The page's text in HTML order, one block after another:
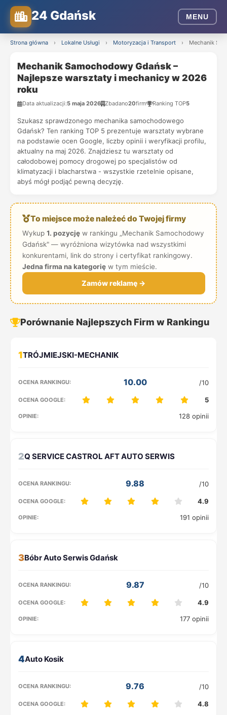
24 Gdańsk MENU
Strona główna › Lokalne Usługi › Motoryzacja i Transport › Mechanik
Mechanik Samochodowy Gdańsk –
Najlepsze warsztaty i mechanicy w 2026
roku
Data aktualizacji:5 maja 2026 Zbadano20firm Ranking TOP5
Szukasz sprawdzonego mechanika samochodowego
Gdańsk? Ten ranking TOP 5 prezentuje warsztaty wybrane
na podstawie ocen Google, liczby opinii i weryfikacji profilu,
aktualny na maj 2026. Znajdziesz tu warsztaty od
całodobowej pomocy drogowej po specjalistów od
klimatyzacji i blacharstwa - wszystkie rzetelnie opisane,
abyś mógł podjąć pewną decyzję.
To miejsce może należeć do Twojej firmy
Wykup 1. pozycjęw rankingu „Mechanik Samochodowy
Gdańsk" — wyróżniona wizytówka nad wszystkimi
konkurentami, link do strony i certyfikat rankingowy.
Jedna firma na kategorięw tym mieście.
Zamów reklamę →
Porównanie Najlepszych Firm w Rankingu
1
10.00 /10
5
128 opinii
2
9.88 /10
4.9
191 opinii
3
9.87 /10
4.9
177 opinii
4
9.76 /10
4.8